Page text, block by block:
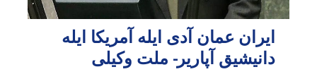
ایران عمان آدی ایله آمریکا ایله
دانیشیق آپاریر- ملت وکیلی